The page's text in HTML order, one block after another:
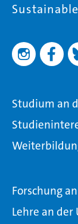
Studium an
Forschung
Lehre an der